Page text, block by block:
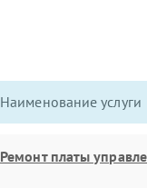
Наименование услуги
Ремонт платы